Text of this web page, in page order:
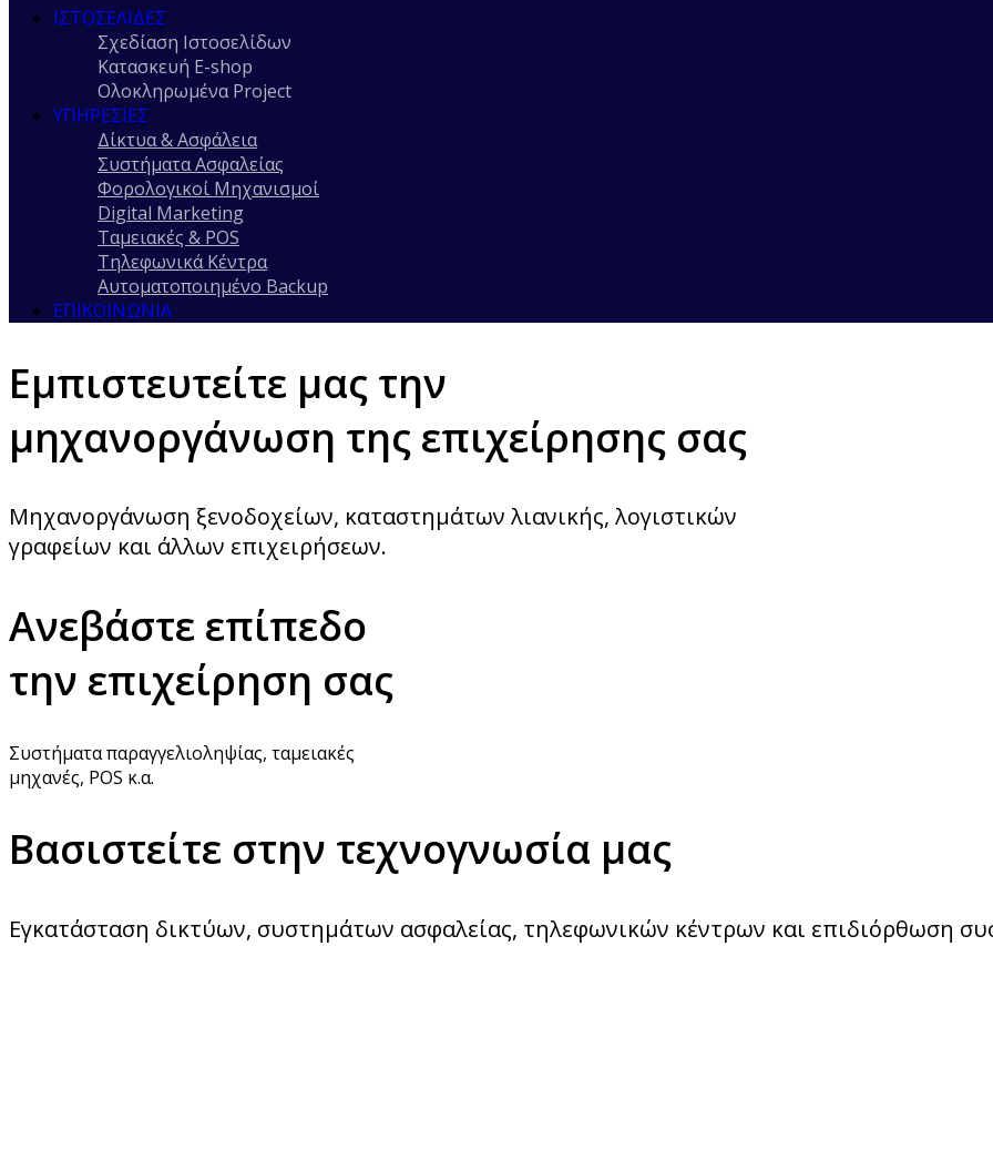
ΙΣΤΟΣΕΛΊΔΕΣ
Σχεδίαση Ιστοσελίδων
Κατασκευή E-shop
Ολοκληρωμένα Project
ΥΠΗΡΕΣΊΕΣ
Δίκτυα & Ασφάλεια
Συστήματα Ασφαλείας
Φορολογικοί Μηχανισμοί
Digital Marketing
Ταμειακές & POS
Τηλεφωνικά Κέντρα
Αυτοματοποιημένο Backup
ΕΠΙΚΟΙΝΩΝΊΑ
Εμπιστευτείτε μας την
μηχανοργάνωση της επιχείρησης σας
Μηχανοργάνωση ξενοδοχείων, καταστημάτων λιανικής, λογιστικών
γραφείων και άλλων επιχειρήσεων.
Ανεβάστε επίπεδο
την επιχείρηση σας
Συστήματα παραγγελιοληψίας, ταμειακές
μηχανές, POS κ.α.
Βασιστείτε στην τεχνογνωσία μας
Εγκατάσταση δικτύων, συστημάτων ασφαλείας, τηλεφωνικών κέντρων και επιδιόρθωση